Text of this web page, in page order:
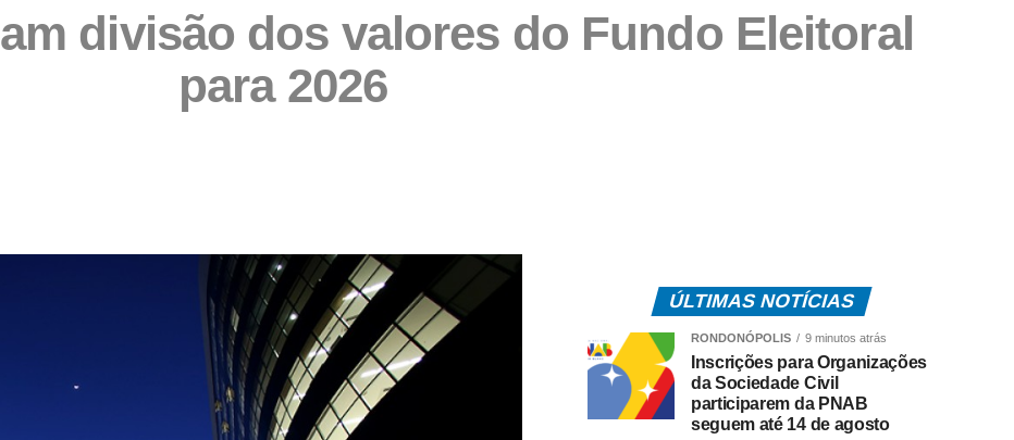
divisão dos valores do Fundo Eleitoral
para 2026
ÚLTIMAS NOTÍCIAS
RONDONÓPOLIS 9 minutos atrás
Inscrições para Organizações
da Sociedade Civil
participarem da PNAB
seguem até 14 de agosto